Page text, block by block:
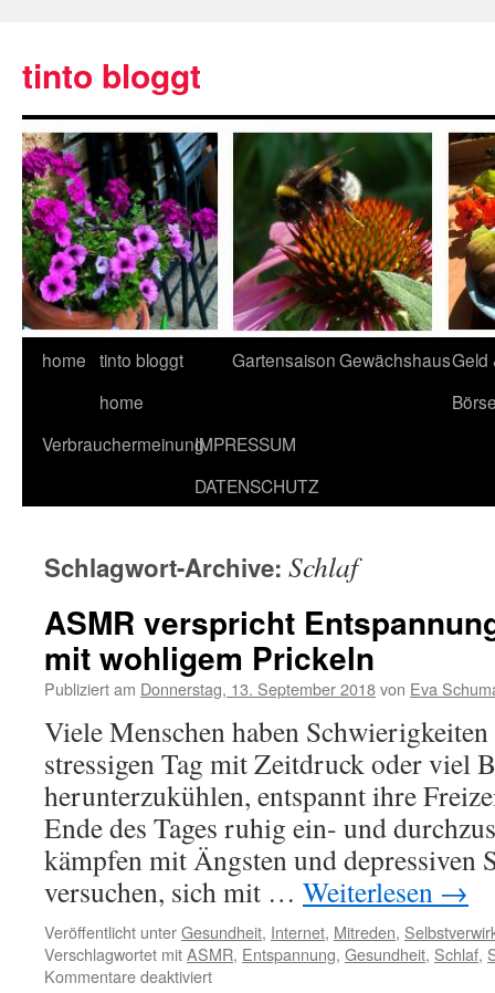
tinto bloggt
home tinto bloggt
home
GartensaisonGewächshausGeld
VerbrauchermeinungIMPRESSUM
DATENSCHUTZ
Schlagwort-Archive: Schlaf
ASMR verspricht
mit wohligem Prickeln
Publiziert am Donnerstag, 13. September 2018von Eva
Viele Menschen haben
stressigen Tag mit Zeitdruck oder viel
herunterzukühlen, entspannt ihre
Ende des Tages ruhig ein- und
kämpfen mit Ängsten und depressiven
versuchen, sich mit … Weiterlesen →
Veröffentlicht unterGesundheit, Internet, Mitreden,
Verschlagwortet mitASMR, Entspannung, Gesundheit, Schlaf,
Kommentare deaktiviert